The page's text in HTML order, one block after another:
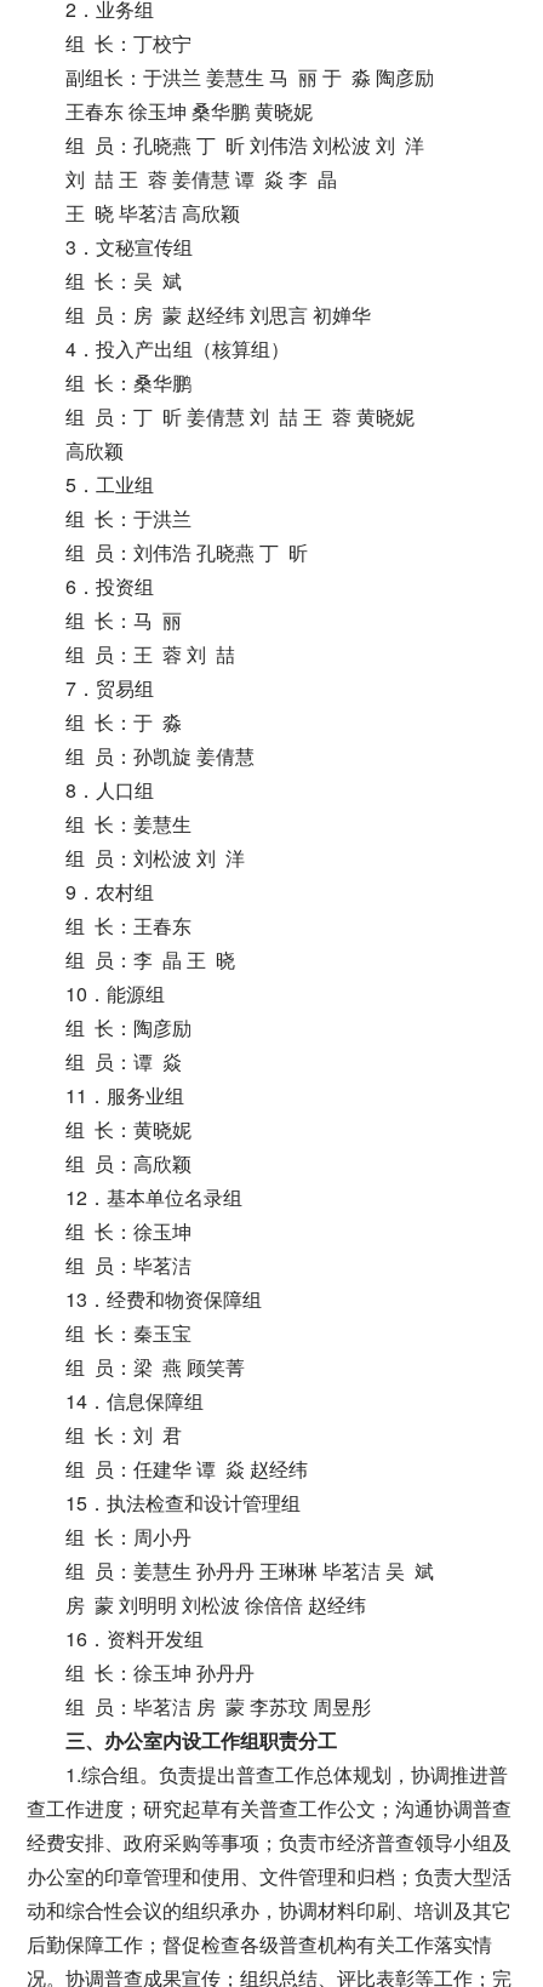
2．业务组
组 长：丁校宁
副组长：于洪兰 姜慧生 马 丽 于 淼 陶彦励
王春东 徐玉坤 桑华鹏 黄晓妮
组 员：孔晓燕 丁 昕 刘伟浩 刘松波 刘 洋
刘 喆 王 蓉 姜倩慧 谭 焱 李 晶
王 晓 毕茗洁 高欣颖
3．文秘宣传组
组 长：吴 斌
组 员：房 蒙 赵经纬 刘思言 初婵华
4．投入产出组（核算组）
组 长：桑华鹏
组 员：丁 昕 姜倩慧 刘 喆 王 蓉 黄晓妮
高欣颖
5．工业组
组 长：于洪兰
组 员：刘伟浩 孔晓燕 丁 昕
6．投资组
组 长：马 丽
组 员：王 蓉 刘 喆
7．贸易组
组 长：于 淼
组 员：孙凯旋 姜倩慧
8．人口组
组 长：姜慧生
组 员：刘松波 刘 洋
9．农村组
组 长：王春东
组 员：李 晶 王 晓
10．能源组
组 长：陶彦励
组 员：谭 焱
11．服务业组
组 长：黄晓妮
组 员：高欣颖
12．基本单位名录组
组 长：徐玉坤
组 员：毕茗洁
13．经费和物资保障组
组 长：秦玉宝
组 员：梁 燕 顾笑菁
14．信息保障组
组 长：刘 君
组 员：任建华 谭 焱 赵经纬
15．执法检查和设计管理组
组 长：周小丹
组 员：姜慧生 孙丹丹 王琳琳 毕茗洁 吴 斌
房 蒙 刘明明 刘松波 徐倍倍 赵经纬
16．资料开发组
组 长：徐玉坤 孙丹丹
组 员：毕茗洁 房 蒙 李苏玟 周昱彤
三、办公室内设工作组职责分工
1.综合组。负责提出普查工作总体规划，协调推进普
查工作进度；研究起草有关普查工作公文；沟通协调普查
经费安排、政府采购等事项；负责市经济普查领导小组及
办公室的印章管理和使用、文件管理和归档；负责大型活
动和综合性会议的组织承办，协调材料印刷、培训及其它
后勤保障工作；督促检查各级普查机构有关工作落实情
况。协调普查成果宣传；组织总结、评比表彰等工作；完